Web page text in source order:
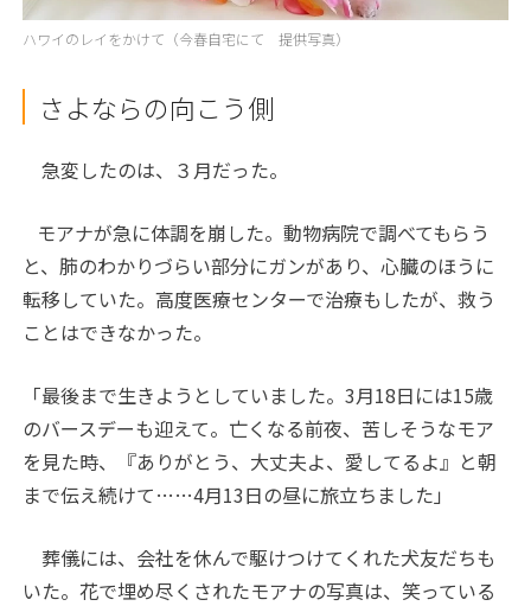
ハワイのレイをかけて（今春自宅にて 提供写真）
さよならの向こう側
急変したのは、３月だった。
モアナが急に体調を崩した。動物病院で調べてもらう
と、肺のわかりづらい部分にガンがあり、心臓のほうに
転移していた。高度医療センターで治療もしたが、救う
ことはできなかった。
「最後まで生きようとしていました。3月18日には15歳
のバースデーも迎えて。亡くなる前夜、苦しそうなモア
を見た時、『ありがとう、大丈夫よ、愛してるよ』と朝
まで伝え続けて……4月13日の昼に旅立ちました」
葬儀には、会社を休んで駆けつけてくれた犬友だちも
いた。花で埋め尽くされたモアナの写真は、笑っている